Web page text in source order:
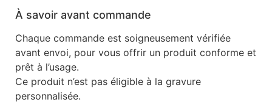
À savoir avant commande
Chaque commande est soigneusement vérifiée
avant envoi, pour vous offrir un produit conforme et
prêt à l’usage.
Ce produit n’est pas éligible à la gravure
personnalisée.